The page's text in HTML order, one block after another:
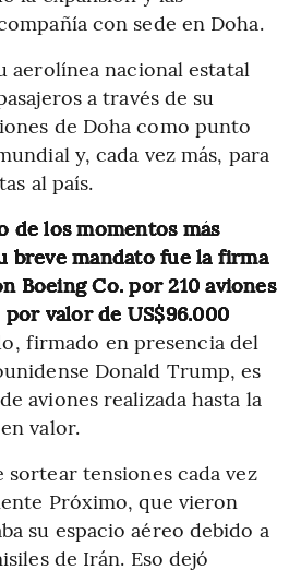
con sede en Doha.
aerolínea nacional estatal
a través de su
de Doha como punto
y, cada vez más, para
al país.
de los momentos más
breve mandato fue la firma
Boeing Co. por 210 aviones
valor de US$96.000
firmado en presencia del
Donald Trump, es
aviones realizada hasta la
valor.
sortear tensiones cada vez
Próximo, que vieron
su espacio aéreo debido a
de Irán. Eso dejó